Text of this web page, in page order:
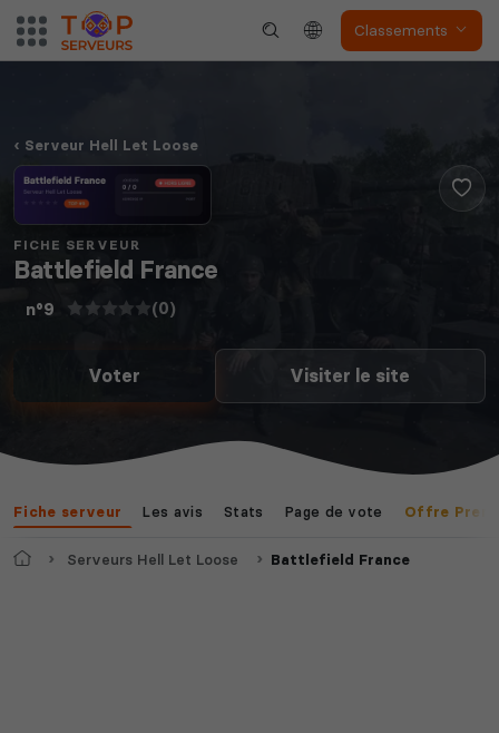
Classements
Serveur Hell Let Loose
FICHE SERVEUR
Battlefield France
n°9 (0)
Voter Visiter le site
Fiche serveur Les avis Stats Page de vote Offre
AccueilServeurs Hell Let Loose Battlefield France